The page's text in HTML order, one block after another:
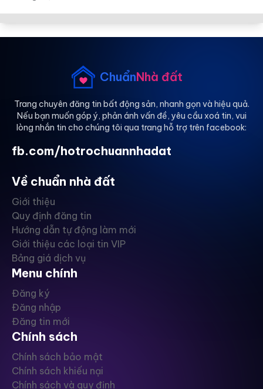
ChuẩnNhà đất
Trang chuyên đăng tin bất động sản, nhanh gọn và hiệu quả.
Nếu bạn muốn góp ý, phản ánh vấn đề, yêu cầu xoá tin, vui
lòng nhắn tin cho chúng tôi qua trang hỗ trợ trên facebook:
fb.com/hotrochuannhadat
Về chuẩn nhà đất
Giới thiệu
Quy định đăng tin
Hướng dẫn tự động làm mới
Giới thiệu các loại tin VIP
Bảng giá dịch vụ
Menu chính
Đăng ký
Đăng nhập
Đăng tin mới
Chính sách
Chính sách bảo mật
Chính sách khiếu nại
Chính sách và quy định